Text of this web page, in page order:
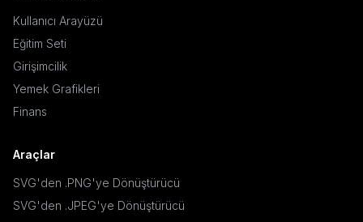
Kullanıcı Arayüzü
Eğitim Seti
Girişimcilik
Yemek Grafikleri
Finans
Araçlar
SVG'den .PNG'ye Dönüştürücü
SVG'den .JPEG'ye Dönüştürücü